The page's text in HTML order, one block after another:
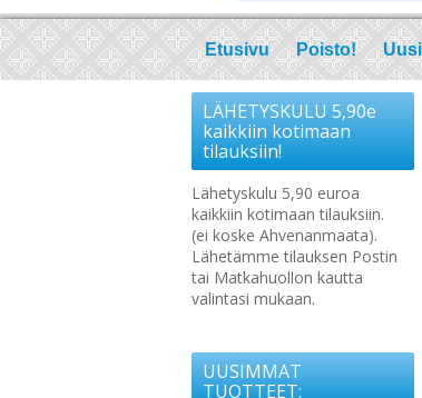
Etusivu Poisto!
LÄHETYSKULU 5,90e
kaikkiin kotimaan
tilauksiin!
Lähetyskulu 5,90 euroa
kaikkiin kotimaan tilauksiin.
(ei koske Ahvenanmaata).
Lähetämme tilauksen Postin
tai Matkahuollon kautta
valintasi mukaan.
UUSIMMAT
TUOTTEET: